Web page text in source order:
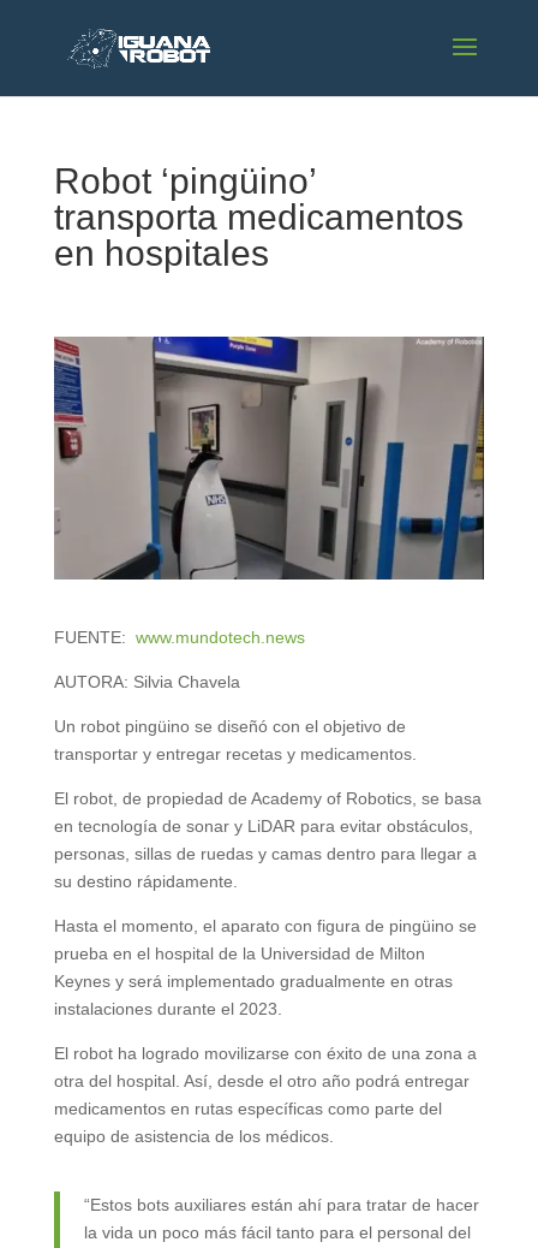
Robot ‘pingüino’
transporta medicamentos
en hospitales
FUENTE: www.mundotech.news
AUTORA: Silvia Chavela
Un robot pingüino se diseñó con el objetivo de
transportar y entregar recetas y medicamentos.
El robot, de propiedad de Academy of Robotics, se basa
en tecnología de sonar y LiDAR para evitar obstáculos,
personas, sillas de ruedas y camas dentro para llegar a
su destino rápidamente.
Hasta el momento, el aparato con figura de pingüino se
prueba en el hospital de la Universidad de Milton
Keynes y será implementado gradualmente en otras
instalaciones durante el 2023.
El robot ha logrado movilizarse con éxito de una zona a
otra del hospital. Así, desde el otro año podrá entregar
medicamentos en rutas específicas como parte del
equipo de asistencia de los médicos.
“Estos bots auxiliares están ahí para tratar de hacer
la vida un poco más fácil tanto para el personal del